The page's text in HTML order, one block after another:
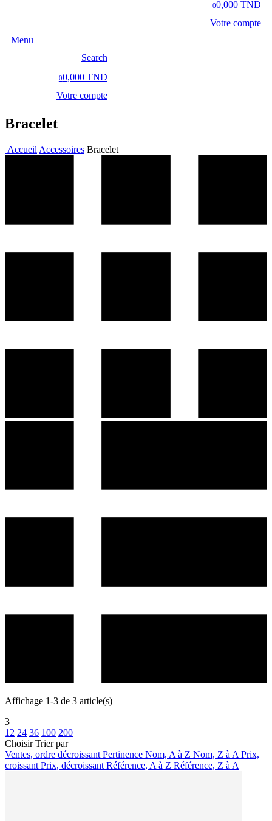
00,000 TND
Votre compte
Menu
Search
00,000 TND
Votre compte
Bracelet
Accueil Accessoires Bracelet
Affichage 1-3 de 3 article(s)
3
12 24 36 100 200
ChoisirTrier par
Ventes, ordre décroissant Pertinence Nom, A à Z Nom, Z à A Prix,
croissant Prix, décroissant Référence, A à Z Référence, Z à A